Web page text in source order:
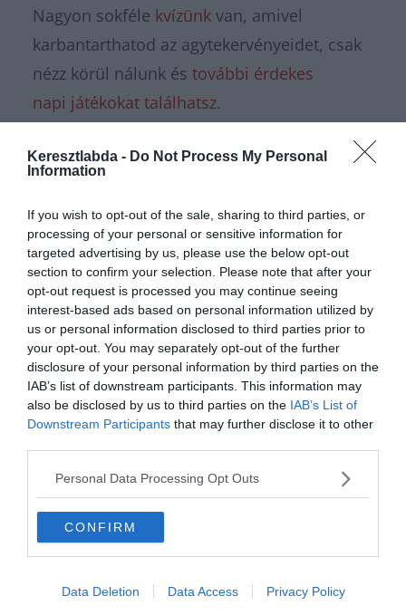
Keresztlabda - Do Not Process My Personal
Information
If you wish to opt-out of the sale, sharing to third parties, or
processing of your personal or sensitive information for
targeted advertising by us, please use the below opt-out
section to confirm your selection. Please note that after your
opt-out request is processed you may continue seeing
interest-based ads based on personal information utilized by
us or personal information disclosed to third parties prior to
your opt-out. You may separately opt-out of the further
disclosure of your personal information by third parties on the
IAB’s list of downstream participants. This information may
also be disclosed by us to third parties on the IAB’s List of
Downstream Participants that may further disclose it to other
Personal Data Processing Opt Outs
CONFIRM
Data Deletion Data Access Privacy Policy
Nagyon sokféle kvízünk van, amivel
karbantarthatod az agytekervényeidet, csak
nézz körül nálunk és további érdekes
napi játékokat találhatsz.
Hirdetés